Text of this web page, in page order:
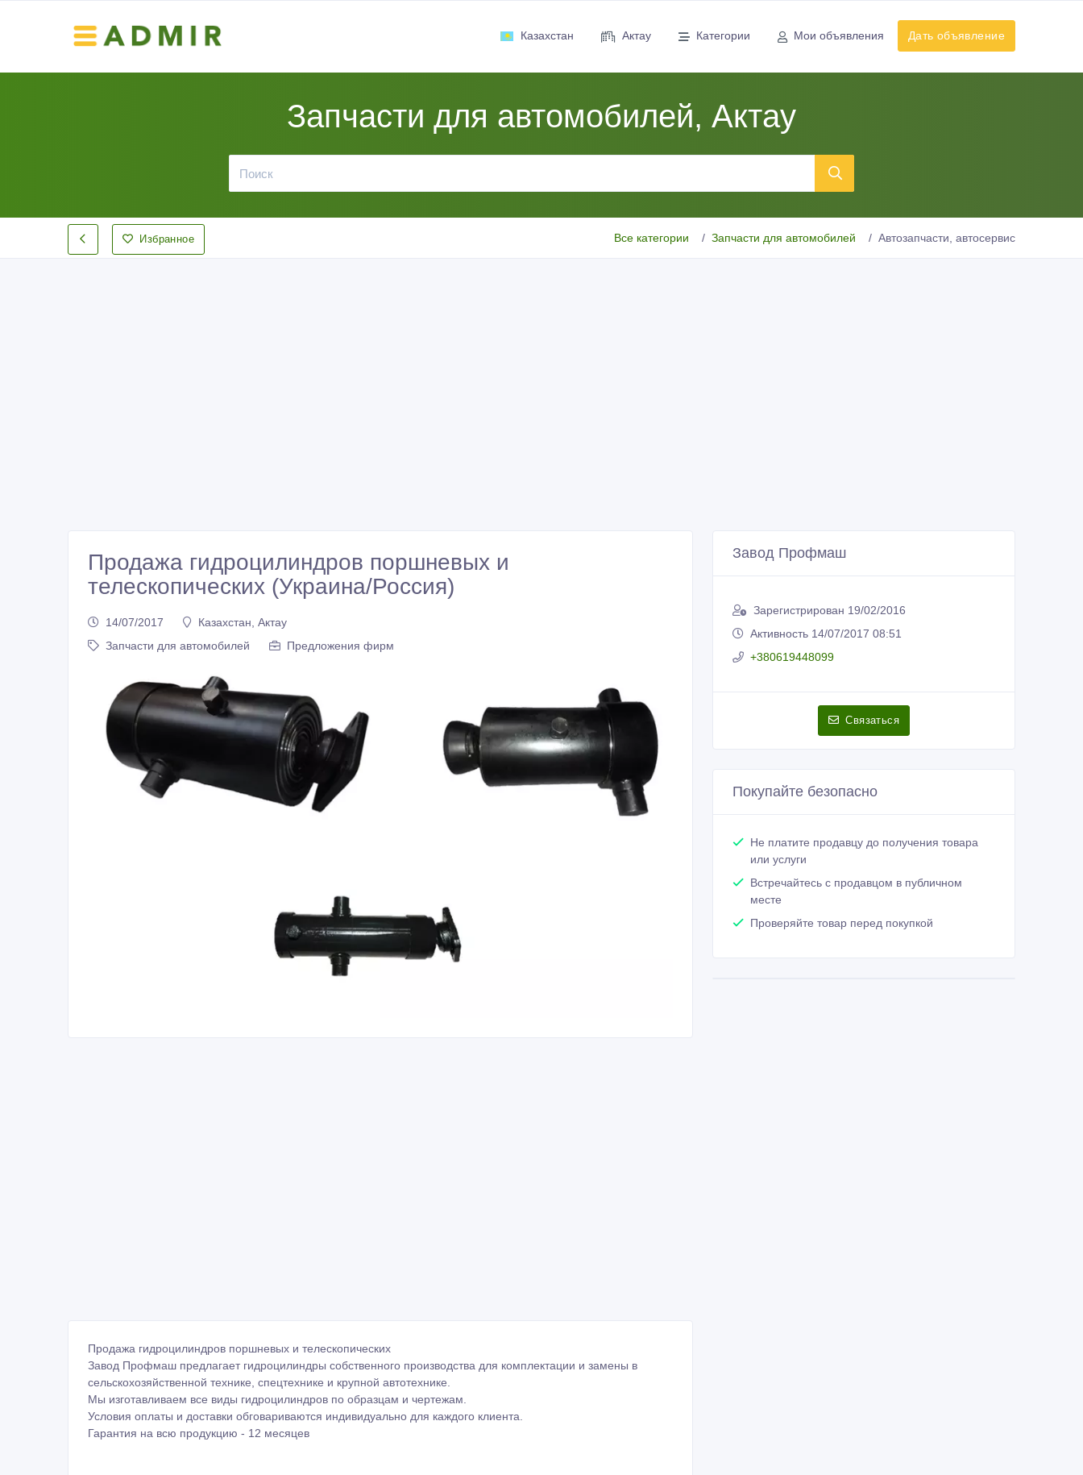
Казахстан Актау Категории Мои объявления Дать объявление
Запчасти для автомобилей, Актау
Избранное Все категории Запчасти для автомобилей Автозапчасти, автосервис
Продажа гидроцилиндров поршневых и
телескопических (Украина/Россия)
14/07/2017
Казахстан, Актау
Запчасти для автомобилей
Предложения фирм
Продажа гидроцилиндров поршневых и телескопических
Завод Профмаш предлагает гидроцилиндры собственного производства для комплектации и замены в
сельскохозяйственной технике, спецтехнике и крупной автотехнике.
Мы изготавливаем все виды гидроцилиндров по образцам и чертежам.
Условия оплаты и доставки обговариваются индивидуально для каждого клиента.
Гарантия на всю продукцию - 12 месяцев
Завод Профмаш
Зарегистрирован 19/02/2016
Активность 14/07/2017 08:51
+380619448099
Связаться
Покупайте безопасно
Не платите продавцу до получения товара
или услуги
Встречайтесь с продавцом в публичном
месте
Проверяйте товар перед покупкой